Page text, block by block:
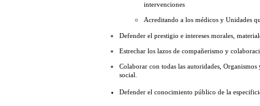
intervenciones
Acreditando a los médicos y Unidades
Defender el prestigio e intereses morales,
Estrechar los lazos de compañerismo y
Colaborar con todas las autoridades,
social.
Defender el conocimiento público de la